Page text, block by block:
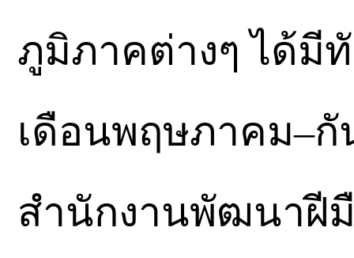
ภูมิภาคต่างๆ ได้มี
เดือนพฤษภาคม–กั
สำนักงานพัฒนาฝี